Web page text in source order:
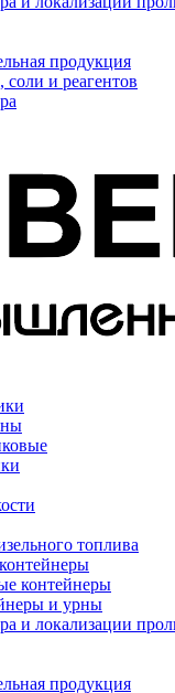
продукция
и реагентов
топлива
контейнеры
и урны
и локализации
продукция